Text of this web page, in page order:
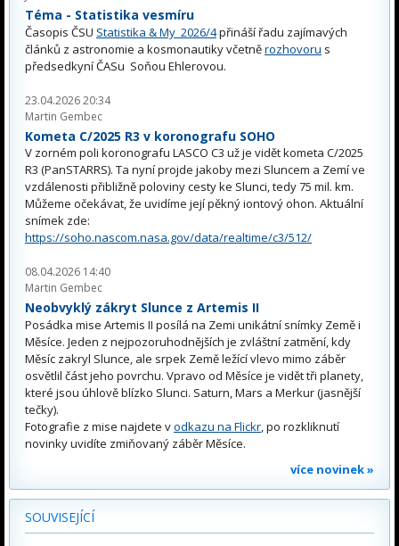
Téma - Statistika vesmíru
Časopis ČSU Statistika & My 2026/4přináší řadu zajímavých
článků z astronomie a kosmonautiky včetněrozhovoru s
předsedkyní ČASu Soňou Ehlerovou.
23.04.2026 20:34
Martin Gembec
Kometa C/2025 R3 v koronografu SOHO
V zorném poli koronografu LASCO C3 už je vidět kometa C/2025
R3 (PanSTARRS). Ta nyní projde jakoby mezi Sluncem a Zemí ve
vzdálenosti přibližně poloviny cesty ke Slunci, tedy 75 mil. km.
Můžeme očekávat, že uvidíme její pěkný iontový ohon. Aktuální
snímek zde:
https://soho.nascom.nasa.gov/data/realtime/c3/512/
08.04.2026 14:40
Martin Gembec
Neobvyklý zákryt Slunce z Artemis II
Posádka mise Artemis II posílá na Zemi unikátní snímky Země i
Měsíce. Jeden z nejpozoruhodnějších je zvláštní zatmění, kdy
Měsíc zakryl Slunce, ale srpek Země ležící vlevo mimo záběr
osvětlil část jeho povrchu. Vpravo od Měsíce je vidět tři planety,
které jsou úhlově blízko Slunci. Saturn, Mars a Merkur (jasnější
tečky).
Fotografie z mise najdete vodkazu na Flickr, po rozkliknutí
novinky uvidíte zmiňovaný záběr Měsíce.
více novinek »
SOUVISEJÍCÍ